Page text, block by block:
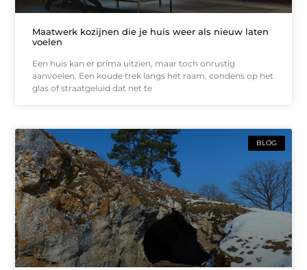
Maatwerk kozijnen die je huis weer als nieuw laten
voelen
Een huis kan er prima uitzien, maar toch onrustig
aanvoelen. Een koude trek langs het raam, condens op het
glas of straatgeluid dat net te
BLOG